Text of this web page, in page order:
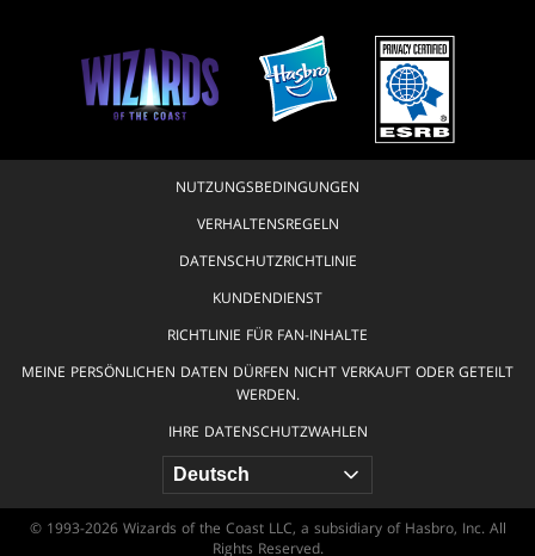
NUTZUNGSBEDINGUNGEN
VERHALTENSREGELN
DATENSCHUTZRICHTLINIE
KUNDENDIENST
RICHTLINIE FÜR FAN-INHALTE
MEINE PERSÖNLICHEN DATEN DÜRFEN NICHT VERKAUFT ODER GETEILT
WERDEN.
IHRE DATENSCHUTZWAHLEN
© 1993-2026 Wizards of the Coast LLC, a subsidiary of Hasbro, Inc. All
Rights Reserved.